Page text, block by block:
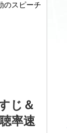
のスピーチ
じ＆
率速